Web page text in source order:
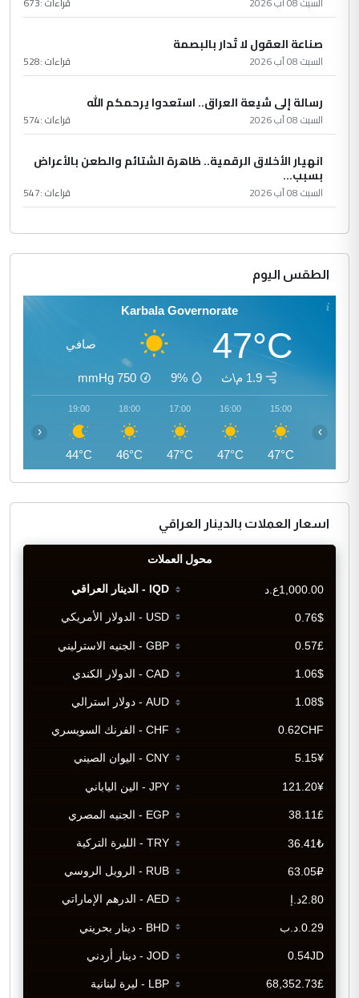
صناعة العقول لا تُدار بالبصمة
السبت 08 آب 2026 قراءات :528
رسالة إلى شيعة العراق.. استعدوا يرحمكم الله
السبت 08 آب 2026 قراءات :574
انهيار الأخلاق الرقمية.. ظاهرة الشتائم والطعن بالأعراض
بسبب...
السبت 08 آب 2026 قراءات :547
الطقس اليوم
Karbala Governorate
47°C صافي
1.9 م\ث 9%
750
mmHg
15:00
47°C
16:00
47°C
17:00
47°C
18:00
46°C
19:00
44°C
‹ ›
اسعار العملات بالدينار العراقي